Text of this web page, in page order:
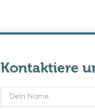
Kontaktiere